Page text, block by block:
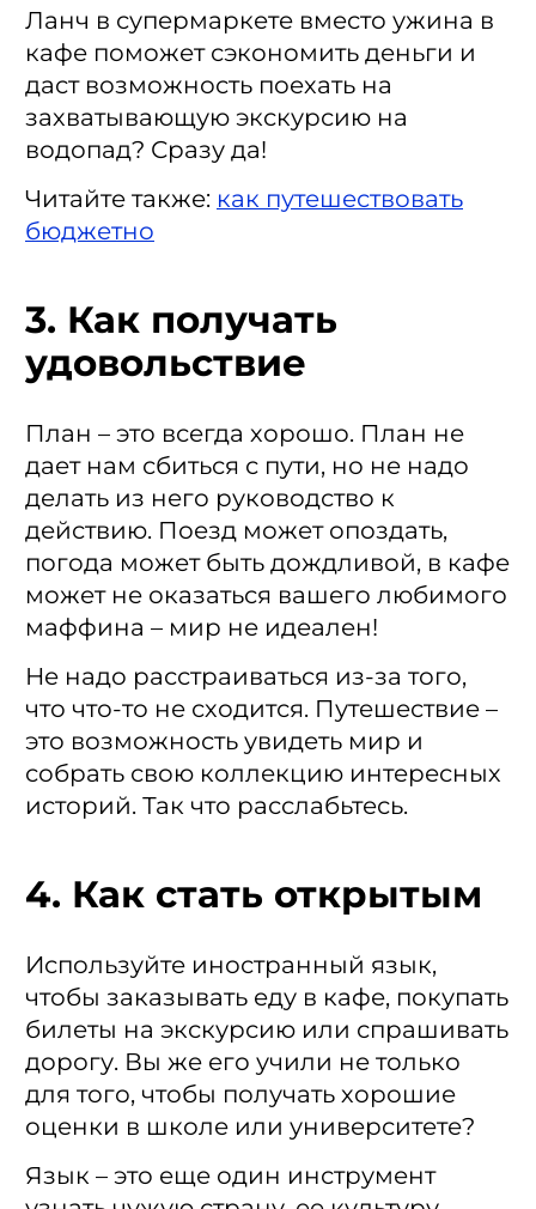
Ланч в супермаркете вместо ужина в
кафе поможет сэкономить деньги и
даст возможность поехать на
захватывающую экскурсию на
водопад? Сразу да!
Читайте также: как путешествовать
бюджетно
3. Как получать
удовольствие
План – это всегда хорошо. План не
дает нам сбиться с пути, но не надо
делать из него руководство к
действию. Поезд может опоздать,
погода может быть дождливой, в кафе
может не оказаться вашего любимого
маффина – мир не идеален!
Не надо расстраиваться из-за того,
что что-то не сходится. Путешествие –
это возможность увидеть мир и
собрать свою коллекцию интересных
историй. Так что расслабьтесь.
4. Как стать открытым
Используйте иностранный язык,
чтобы заказывать еду в кафе, покупать
билеты на экскурсию или спрашивать
дорогу. Вы же его учили не только
для того, чтобы получать хорошие
оценки в школе или университете?
Язык – это еще один инструмент